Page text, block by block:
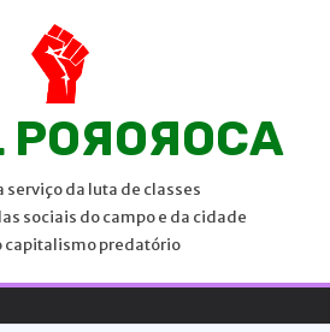
POЯOЯOCA
serviço da luta de classes
sociais do campo e da cidade
capitalismo predatório